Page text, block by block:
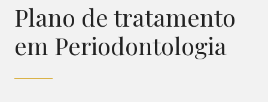
Plano de tratamento
em Periodontologia